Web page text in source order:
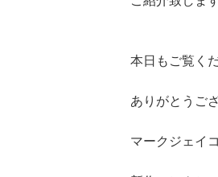
本日もご覧く
ありがとうご
マークジェイ